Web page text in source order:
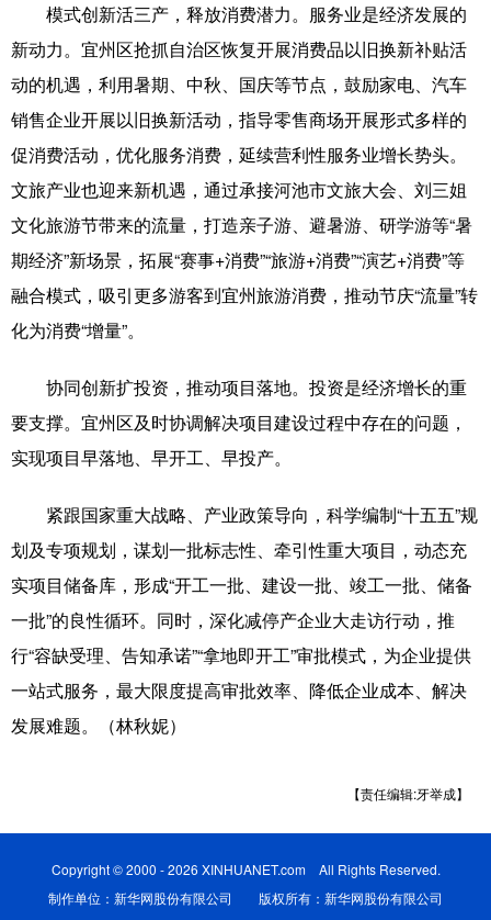
浙江 安徽 福建 江西
山东 河南 湖北 湖南
广东 广西 海南 重庆
四川 贵州 云南 西藏
陕西 甘肃 青海 宁夏
新疆 内蒙古 黑龙江
多语种频道
English Español Français عربى
Русский язык 日本語 한국어
模式创新活三产，释放消费潜力。服务业是经济发展的
新动力。宜州区抢抓自治区恢复开展消费品以旧换新补贴活
动的机遇，利用暑期、中秋、国庆等节点，鼓励家电、汽车
销售企业开展以旧换新活动，指导零售商场开展形式多样的
促消费活动，优化服务消费，延续营利性服务业增长势头。
文旅产业也迎来新机遇，通过承接河池市文旅大会、刘三姐
文化旅游节带来的流量，打造亲子游、避暑游、研学游等“暑
期经济”新场景，拓展“赛事+消费”“旅游+消费”“演艺+消费”等
融合模式，吸引更多游客到宜州旅游消费，推动节庆“流量”转
化为消费“增量”。
协同创新扩投资，推动项目落地。投资是经济增长的重
要支撑。宜州区及时协调解决项目建设过程中存在的问题，
实现项目早落地、早开工、早投产。
紧跟国家重大战略、产业政策导向，科学编制“十五五”规
划及专项规划，谋划一批标志性、牵引性重大项目，动态充
实项目储备库，形成“开工一批、建设一批、竣工一批、储备
一批”的良性循环。同时，深化减停产企业大走访行动，推
行“容缺受理、告知承诺”“拿地即开工”审批模式，为企业提供
一站式服务，最大限度提高审批效率、降低企业成本、解决
发展难题。（林秋妮）
【责任编辑:牙举成】
Copyright © 2000 - 2026 XINHUANET.com All Rights Reserved.
制作单位：新华网股份有限公司 版权所有：新华网股份有限公司